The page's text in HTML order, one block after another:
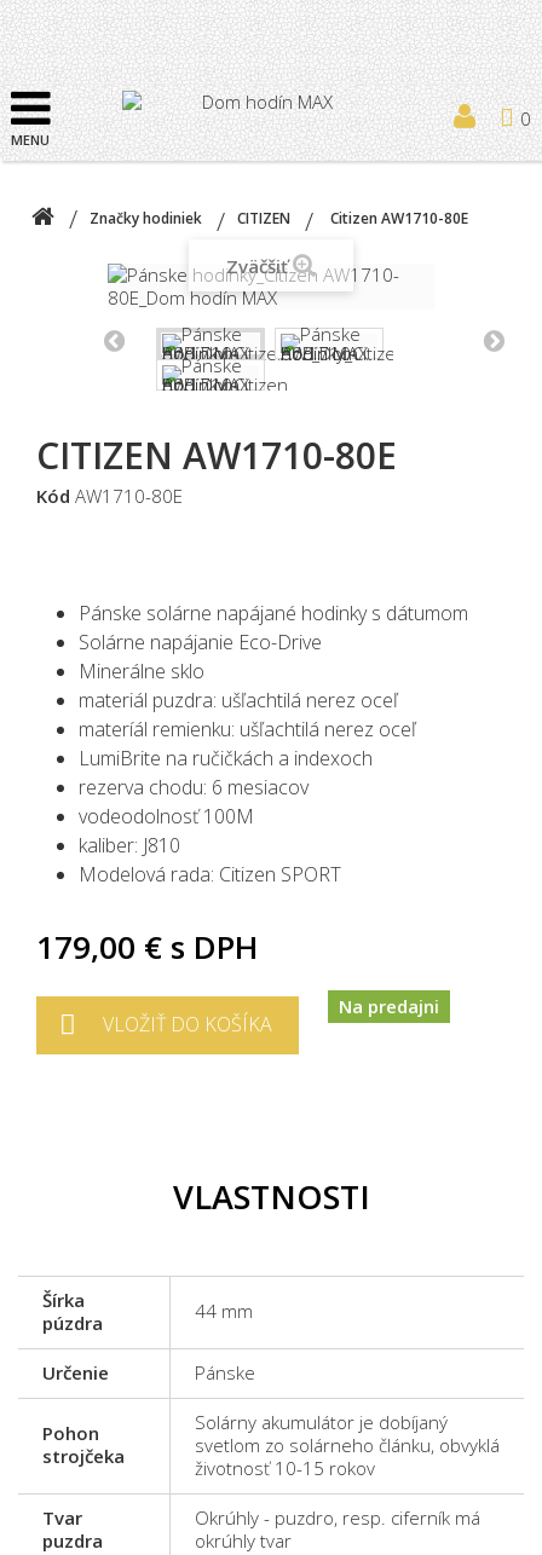
MENU
0
Značky hodiniek CITIZEN Citizen AW1710-80E
Zväčšiť
CITIZEN AW1710-80E
Kód AW1710-80E
Pánske solárne napájané hodinky s dátumom
Solárne napájanie Eco-Drive
Minerálne sklo
materiál puzdra: ušľachtilá nerez oceľ
materíál remienku: ušľachtilá nerez oceľ
LumiBrite na ručičkách a indexoch
rezerva chodu: 6 mesiacov
vodeodolnosť 100M
kaliber: J810
Modelová rada: Citizen SPORT
179,00 € s DPH
VLOŽIŤ DO KOŠÍKA
Na predajni
VLASTNOSTI
Šírka
púzdra
44 mm
Určenie Pánske
Pohon
strojčeka
Solárny akumulátor je dobíjaný
svetlom zo solárneho článku, obvyklá
životnosť 10-15 rokov
Tvar
puzdra
Okrúhly - puzdro, resp. ciferník má
okrúhly tvar